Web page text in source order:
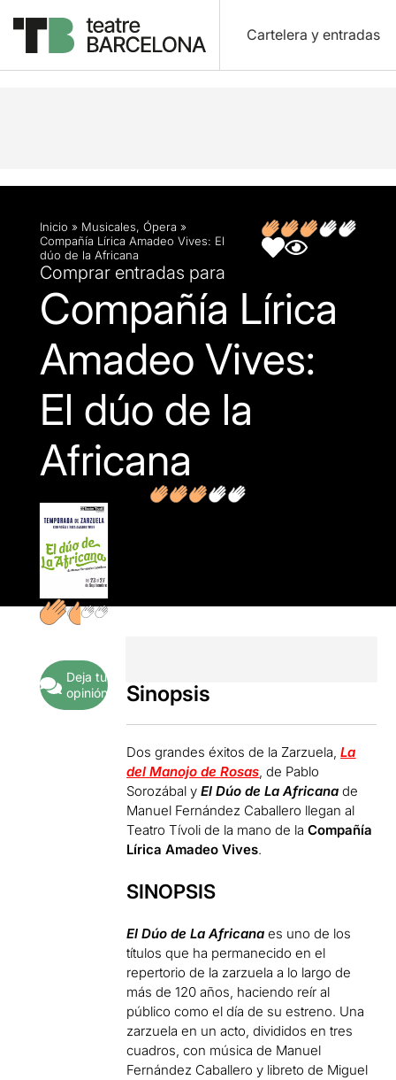
Cartelera y entradas
Descripción Ficha artística
Inicio » Musicales, Ópera »
Compañía Lírica Amadeo Vives: El
dúo de la Africana
Comprar entradas para
Compañía Lírica
Amadeo Vives:
El dúo de la
Africana
Deja tu
opinión
Sinopsis
Dos grandes éxitos de la Zarzuela,La
del Manojo de Rosas, de Pablo
Sorozábal yEl Dúo de La Africana de
Manuel Fernández Caballero llegan al
Teatro Tívoli de la mano de laCompañía
Lírica Amadeo Vives.
SINOPSIS
El Dúo de La Africana es uno de los
títulos que ha permanecido en el
repertorio de la zarzuela a lo largo de
más de 120 años, haciendo reír al
público como el día de su estreno. Una
zarzuela en un acto, divididos en tres
cuadros, con música de Manuel
Fernández Caballero y libreto de Miguel